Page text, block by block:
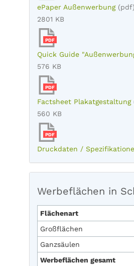
ePaper Außenwerbung (pdf)
2801 KB
PDF
Quick Guide
576 KB
PDF
Factsheet Plakatgestaltung
560 KB
PDF
Druckdaten /
Werbeflächen in
Flächenart
Großflächen
Ganzsäulen
Werbeflächen gesamt